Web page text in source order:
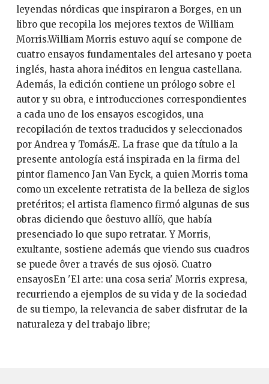
leyendas nórdicas que inspiraron a Borges, en un
libro que recopila los mejores textos de William
Morris.William Morris estuvo aquí se compone de
cuatro ensayos fundamentales del artesano y poeta
inglés, hasta ahora inéditos en lengua castellana.
Además, la edición contiene un prólogo sobre el
autor y su obra, e introducciones correspondientes
a cada uno de los ensayos escogidos, una
recopilación de textos traducidos y seleccionados
por Andrea y TomásÆ. La frase que da título a la
presente antología está inspirada en la firma del
pintor flamenco Jan Van Eyck, a quien Morris toma
como un excelente retratista de la belleza de siglos
pretéritos; el artista flamenco firmó algunas de sus
obras diciendo que ôestuvo allíö, que había
presenciado lo que supo retratar. Y Morris,
exultante, sostiene además que viendo sus cuadros
se puede ôver a través de sus ojosö. Cuatro
ensayosEn 'El arte: una cosa seria' Morris expresa,
recurriendo a ejemplos de su vida y de la sociedad
de su tiempo, la relevancia de saber disfrutar de la
naturaleza y del trabajo libre;